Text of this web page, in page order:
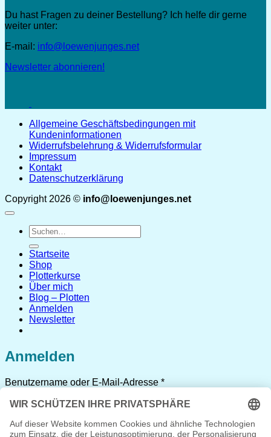
Du hast Fragen zu deiner Bestellung? Ich helfe dir gerne
weiter unter:
E-mail: info@loewenjunges.net
Newsletter abonnieren!
Allgemeine Geschäftsbedingungen mit
Kundeninformationen
Widerrufsbelehrung & Widerrufsformular
Impressum
Kontakt
Datenschutzerklärung
Copyright 2026 © info@loewenjunges.net
Suchen
nach:
Startseite
Shop
Plotterkurse
Über mich
Blog – Plotten
Anmelden
Newsletter
Anmelden
Benutzername oder E-Mail-Adresse *Erforderlich